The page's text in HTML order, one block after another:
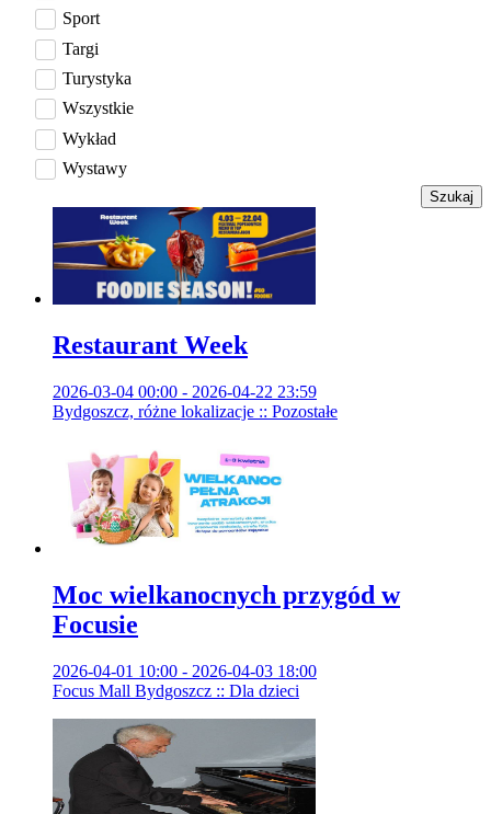
Sport
Targi
Turystyka
Wszystkie
Wykład
Wystawy
Szukaj
Restaurant Week
2026-03-04 00:00 - 2026-04-22 23:59
Bydgoszcz, różne lokalizacje :: Pozostałe
Moc wielkanocnych przygód w
Focusie
2026-04-01 10:00 - 2026-04-03 18:00
Focus Mall Bydgoszcz :: Dla dzieci